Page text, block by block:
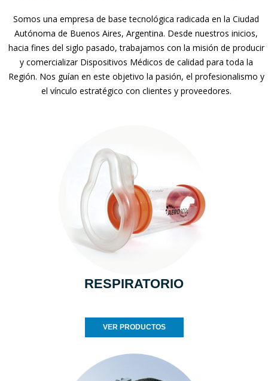
Somos una empresa de base tecnológica radicada en la Ciudad
Autónoma de Buenos Aires, Argentina. Desde nuestros inicios,
hacia fines del siglo pasado, trabajamos con la misión de producir
y comercializar Dispositivos Médicos de calidad para toda la
Región. Nos guían en este objetivo la pasión, el profesionalismo y
el vínculo estratégico con clientes y proveedores.
RESPIRATORIO
VER PRODUCTOS